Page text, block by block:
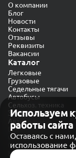
Используем
работы сайта
Оставаясь с
использование
О компании
Блог
Новости
Контакты
Отзывы
Реквизиты
Вакансии
Каталог
Легковые
Грузовые
Седельные тягачи
Автобусы
Сельхоз. техника
Экскаваторы
Автокраны
Политика
Обработка
Согласие на
Карта сайта